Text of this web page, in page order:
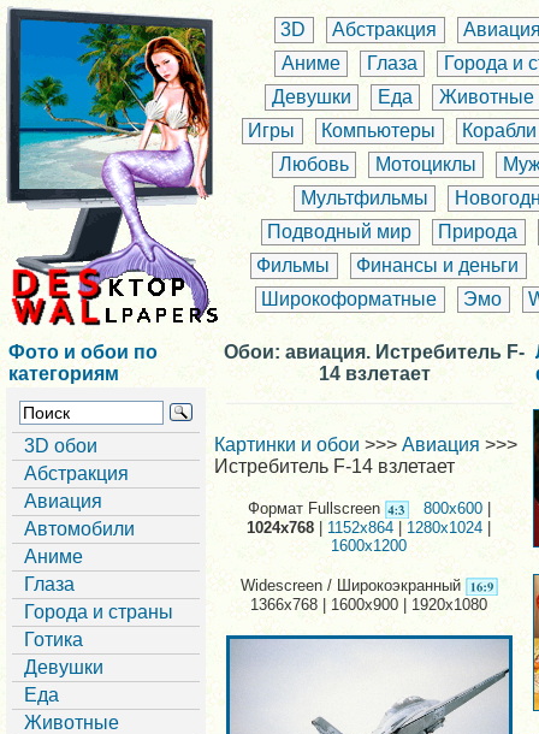
3D Абстракция
Аниме
Глаза
Города и
Девушки
Еда
Животные
Игры
Компьютеры
Корабли
Любовь
Мотоциклы
Мультфильмы
Подводный мир
Природа
Фильмы
Финансы и деньги
Широкоформатные
Эмо
Фото и обои по
категориям
3D обои
Абстракция
Авиация
Автомобили
Аниме
Глаза
Города и страны
Готика
Девушки
Еда
Животные
Обои: авиация. Истребитель F-
14 взлетает
Картинки и обои >>> Авиация >>>
Истребитель F-14 взлетает
Формат Fullscreen 800x600
1024x768
1152x864|1280x1024
1600x1200
Widescreen / Широкоэкранный
1366x768 | 1600x900 | 1920x1080